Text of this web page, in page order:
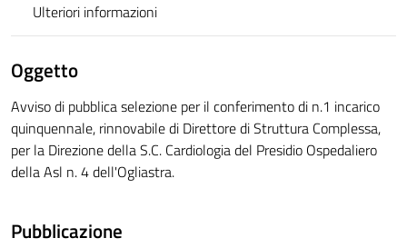
Ulteriori informazioni
Oggetto
Avviso di pubblica selezione per il conferimento di n.1 incarico
quinquennale, rinnovabile di Direttore di Struttura Complessa,
per la Direzione della S.C. Cardiologia del Presidio Ospedaliero
della Asl n. 4 dell'Ogliastra.
Pubblicazione